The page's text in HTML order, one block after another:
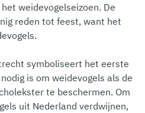
weidevogelseizoen. De
reden tot feest, want het
symboliseert het eerste
is om weidevogels als de
te beschermen. Om
uit Nederland verdwijnen,